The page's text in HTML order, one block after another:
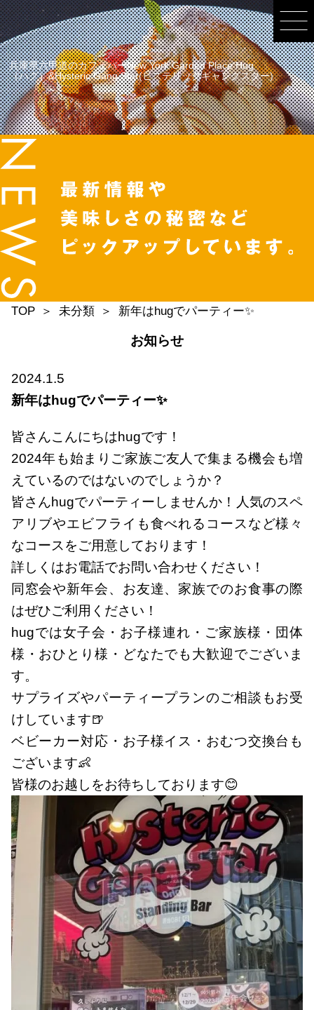
兵庫県六甲道のカフェバーNew York Garden Place Hug
（ハグ）&Hysteric Gang Star(ヒステリックギャングスター)
TOP 未分類 新年はhugでパーティー✨
お知らせ
2024.1.5
新年はhugでパーティー✨
皆さんこんにちはhugです！
2024年も始まりご家族ご友人で集まる機会も増
えているのではないのでしょうか？
皆さんhugでパーティーしませんか！人気のスペ
アリブやエビフライも食べれるコースなど様々
なコースをご用意しております！
詳しくはお電話でお問い合わせください！
同窓会や新年会、お友達、家族でのお食事の際
はぜひご利用ください！
hugでは女子会・お子様連れ・ご家族様・団体
様・おひとり様・どなたでも大歓迎でございま
す。
サプライズやパーティープランのご相談もお受
けしています🍺
ベビーカー対応・お子様イス・おむつ交換台も
ございます👶
皆様のお越しをお待ちしております😊